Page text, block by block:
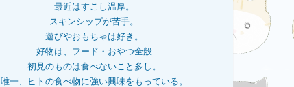
最近はすこし温厚。
スキンシップが苦手。
遊びやおもちゃは好き。
好物は、フード・おやつ全般
初見のものは食べないこと多し。
唯一、ヒトの食べ物に強い興味をもっている。